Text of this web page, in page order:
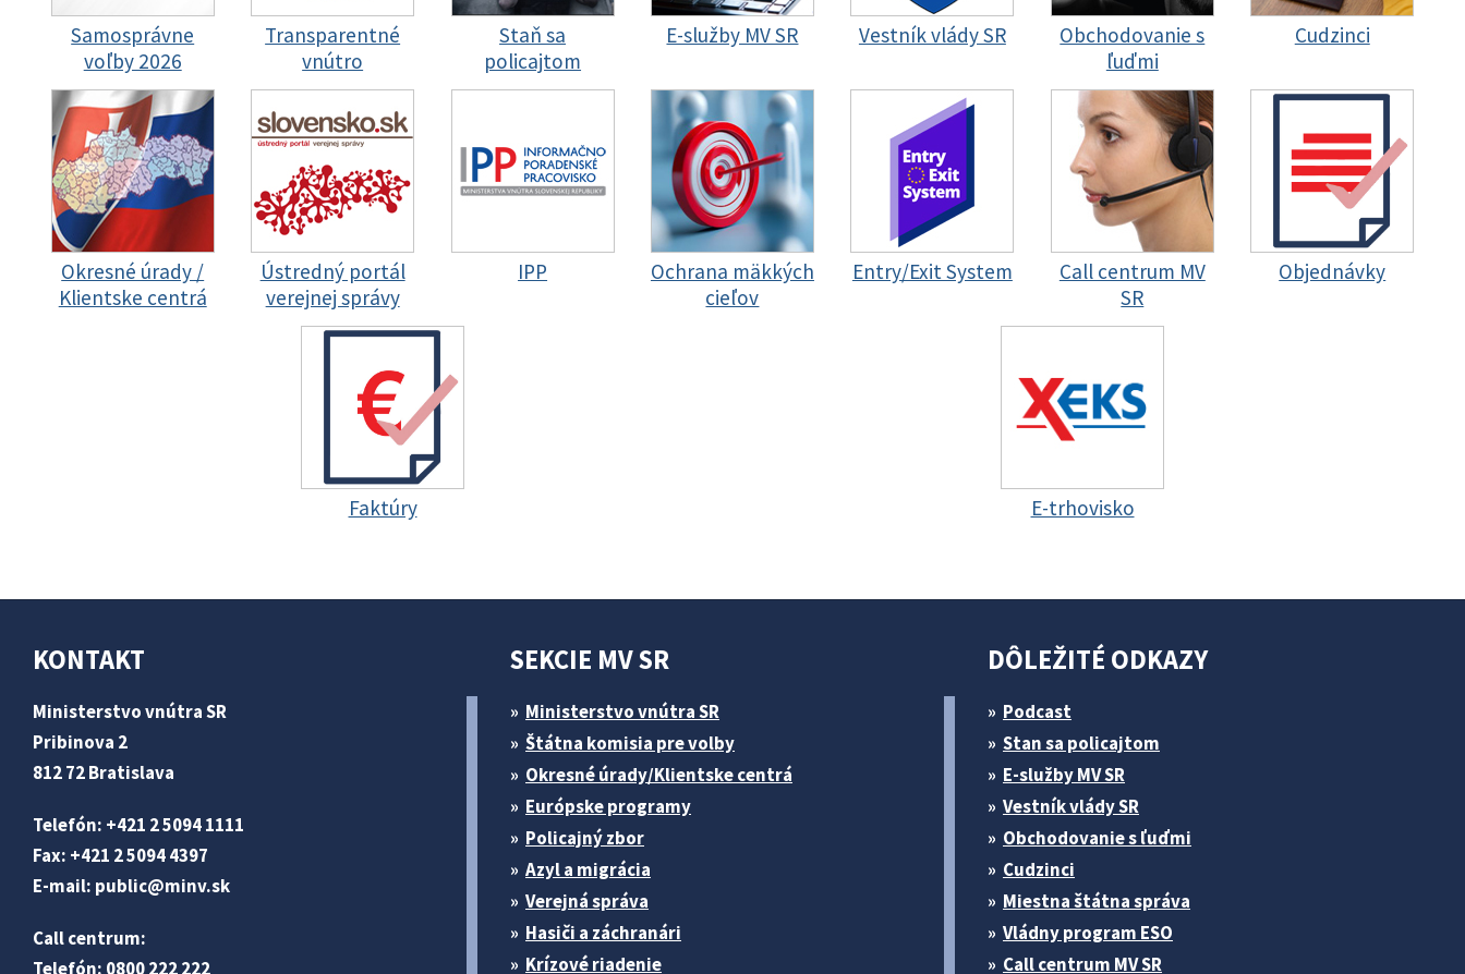
Samosprávne
voľby 2026
Transparentné
vnútro
Staň sa
policajtom
E-služby MV SR Vestník vlády SR
Obchodovanie s
ľuďmi
Cudzinci
Okresné úrady /
Klientske centrá
Ústredný portál
verejnej správy
IPP
Ochrana mäkkých
cieľov
Entry/Exit System
Call centrum MV
SR
Objednávky
Faktúry E-trhovisko
KONTAKT
Ministerstvo vnútra SR
Pribinova 2
812 72 Bratislava
Telefón: +421 2 5094 1111
Fax: +421 2 5094 4397
E-mail: public@minv.sk
Call centrum:
Telefón: 0800 222 222
SEKCIE MV SR
Ministerstvo vnútra SR
Štátna komisia pre volby
Okresné úrady/Klientske centrá
Európske programy
Policajný zbor
Azyl a migrácia
Verejná správa
Hasiči a záchranári
Krízové riadenie
DÔLEŽITÉ ODKAZY
Podcast
Stan sa policajtom
E-služby MV SR
Vestník vlády SR
Obchodovanie s ľuďmi
Cudzinci
Miestna štátna správa
Vládny program ESO
Call centrum MV SR